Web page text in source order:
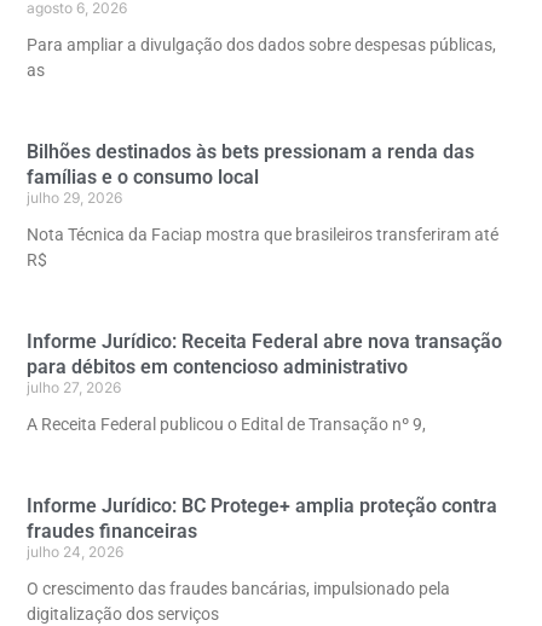
agosto 6, 2026
Para ampliar a divulgação dos dados sobre despesas públicas,
as
Bilhões destinados às bets pressionam a renda das
famílias e o consumo local
julho 29, 2026
Nota Técnica da Faciap mostra que brasileiros transferiram até
R$
Informe Jurídico: Receita Federal abre nova transação
para débitos em contencioso administrativo
julho 27, 2026
A Receita Federal publicou o Edital de Transação nº 9,
Informe Jurídico: BC Protege+ amplia proteção contra
fraudes financeiras
julho 24, 2026
O crescimento das fraudes bancárias, impulsionado pela
digitalização dos serviços